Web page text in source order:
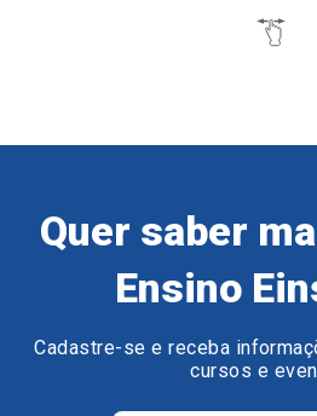
Quer saber
Ensino
Cadastre-se e receba
cursos e